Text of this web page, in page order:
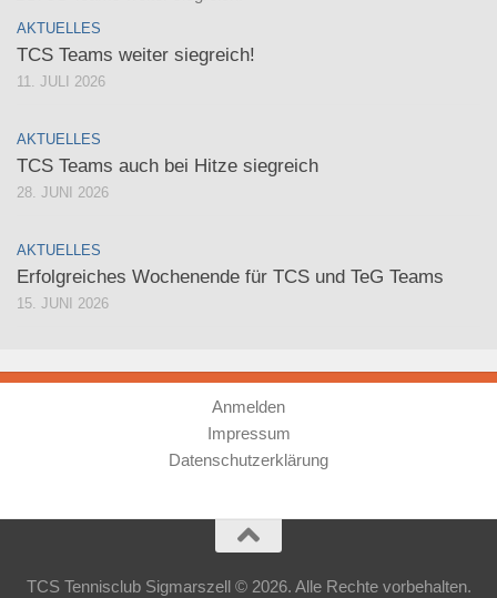
AKTUELLES
TCS Teams weiter siegreich!
11. JULI 2026
AKTUELLES
TCS Teams auch bei Hitze siegreich
28. JUNI 2026
AKTUELLES
Erfolgreiches Wochenende für TCS und TeG Teams
15. JUNI 2026
Anmelden
Impressum
Datenschutzerklärung
TCS Tennisclub Sigmarszell © 2026. Alle Rechte vorbehalten.